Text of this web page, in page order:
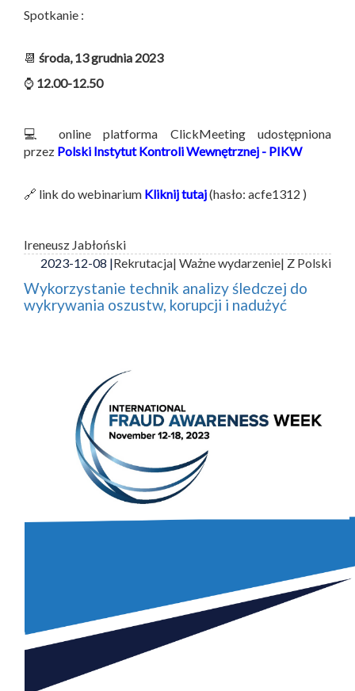
Spotkanie :
📆 środa, 13 grudnia 2023
⌚ 12.00-12.50
💻 online platforma ClickMeeting udostępniona
przez Polski Instytut Kontroli Wewnętrznej - PIKW
🔗 link do webinarium Kliknij tutaj(hasło: acfe1312 )
Ireneusz Jabłoński
2023-12-08 |Rekrutacja| Ważne wydarzenie| Z Polski
Wykorzystanie technik analizy śledczej do
wykrywania oszustw, korupcji i nadużyć